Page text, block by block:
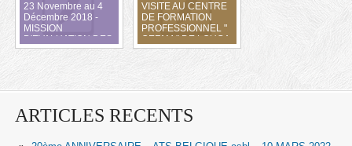
23 Novembre au 4
Décembre 2018 -
MISSION
D'EVALUATION DES
PROJETS 2015 -
VISITE AU CENTRE
DE FORMATION
PROFESSIONNEL "
CEFAM " DE LOUGA -
PROPOSITION
ARTICLES RECENTS